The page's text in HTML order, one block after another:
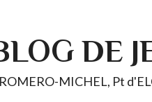
DE
MICHEL, Pt